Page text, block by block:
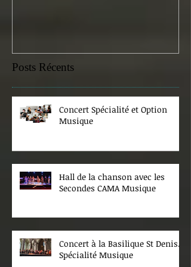
Posts Récents
Concert Spécialité et Option
Musique
Hall de la chanson avec les
Secondes CAMA Musique
Concert à la Basilique St Denis.
Spécialité Musique